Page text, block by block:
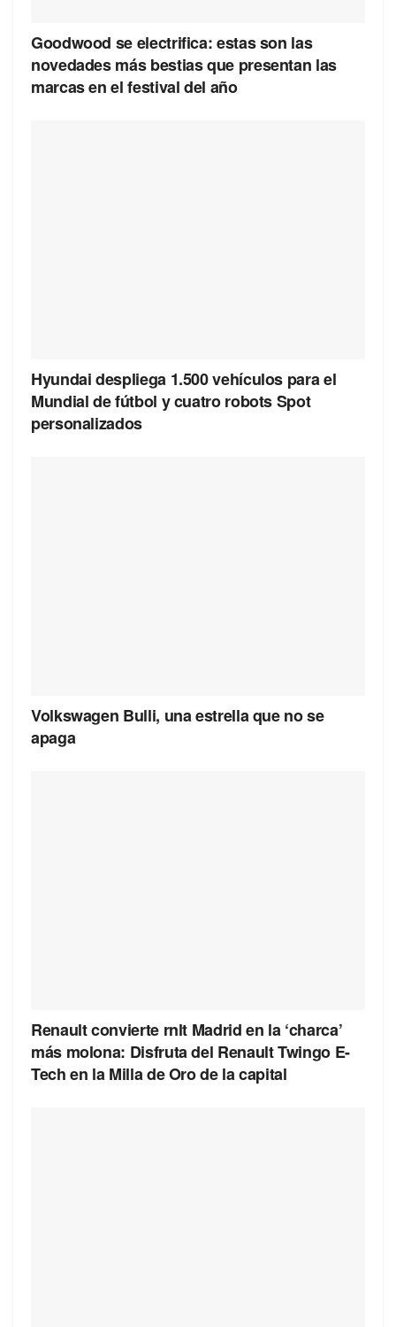
Goodwood se electrifica: estas son las
novedades más bestias que presentan las
marcas en el festival del año
Hyundai despliega 1.500 vehículos para el
Mundial de fútbol y cuatro robots Spot
personalizados
Volkswagen Bulli, una estrella que no se
apaga
Renault convierte rnlt Madrid en la ‘charca’
más molona: Disfruta del Renault Twingo E-
Tech en la Milla de Oro de la capital